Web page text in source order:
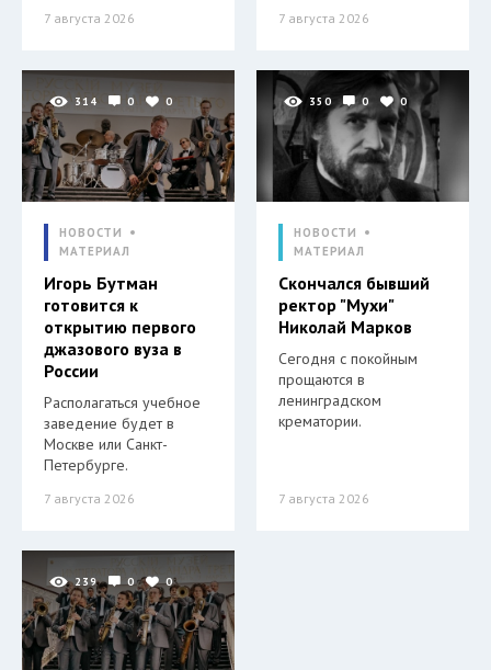
7 августа 2026 7 августа 2026
314 0 0
НОВОСТИ
МАТЕРИАЛ
Игорь Бутман
готовится к
открытию первого
джазового вуза в
России
Располагаться учебное
заведение будет в
Москве или Санкт-
Петербурге.
7 августа 2026
350 0 0
НОВОСТИ
МАТЕРИАЛ
Скончался бывший
ректор "Мухи"
Николай Марков
Сегодня с покойным
прощаются в
ленинградском
крематории.
7 августа 2026
239 0 0